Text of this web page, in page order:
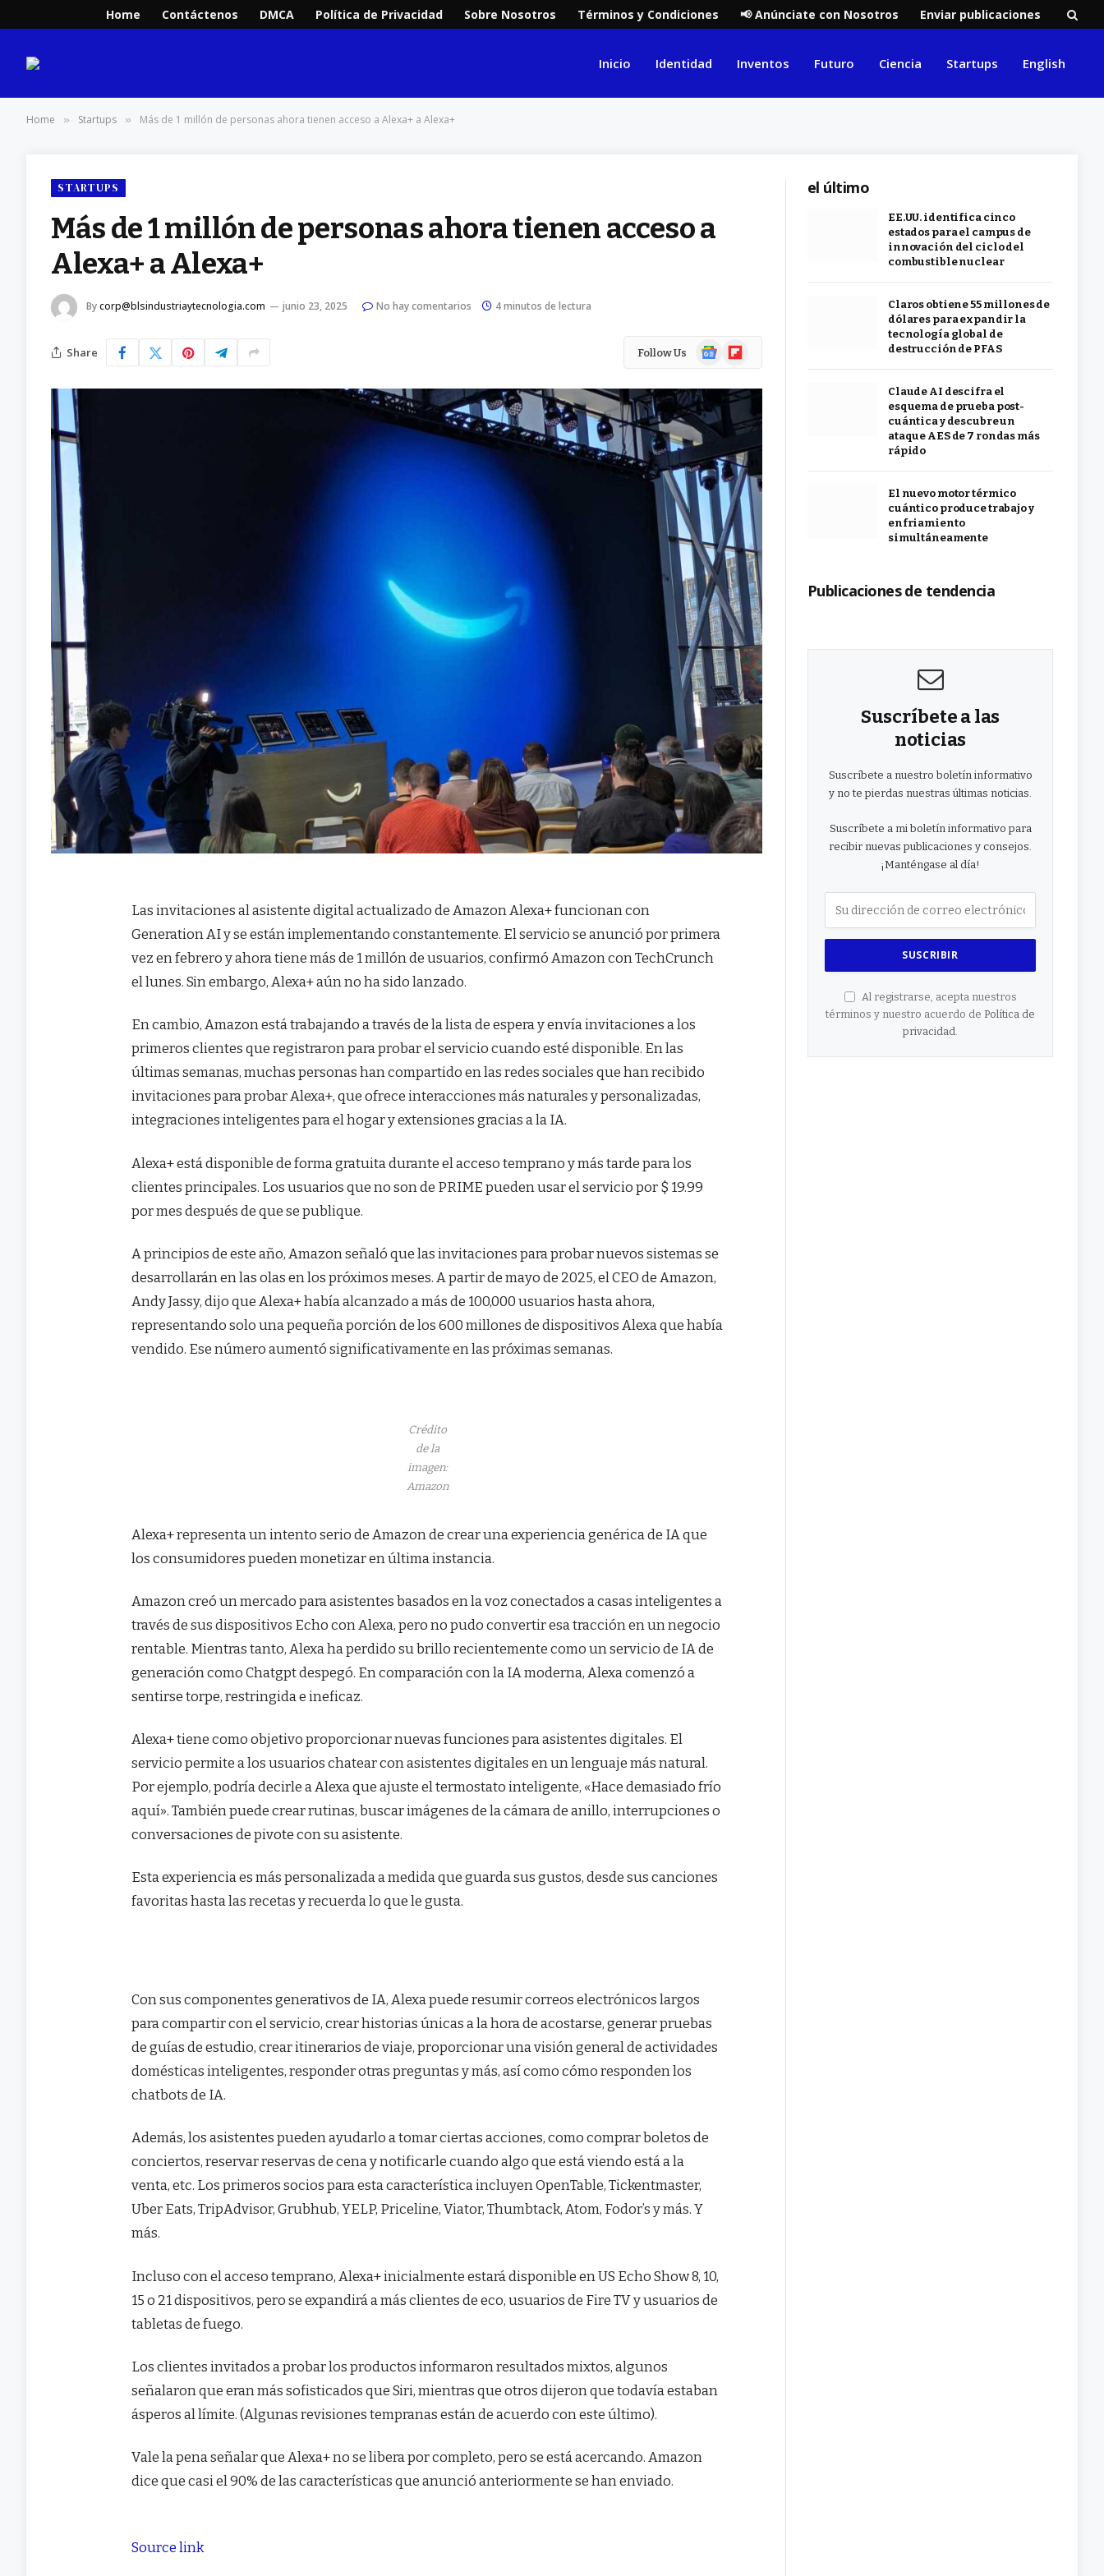
Home Contáctenos DMCA Política de Privacidad Sobre Nosotros Términos y Condiciones 📢 Anúnciate con Nosotros Enviar publicaciones
Inicio Identidad Inventos Futuro Ciencia Startups English
Home » Startups » Más de 1 millón de personas ahora tienen acceso a Alexa+ a Alexa+
STARTUPS
Más de 1 millón de personas ahora tienen acceso a
Alexa+ a Alexa+
Bycorp@blsindustriaytecnologia.com junio 23, 2025 No hay comentarios 4 minutos de lectura
Share Follow Us
GoogleFlipboard
Las invitaciones al asistente digital actualizado de Amazon Alexa+ funcionan con
Generation AI y se están implementando constantemente. El servicio se anunció por primera
vez en febrero y ahora tiene más de 1 millón de usuarios, confirmó Amazon con TechCrunch
el lunes. Sin embargo, Alexa+ aún no ha sido lanzado.
En cambio, Amazon está trabajando a través de la lista de espera y envía invitaciones a los
primeros clientes que registraron para probar el servicio cuando esté disponible. En las
últimas semanas, muchas personas han compartido en las redes sociales que han recibido
invitaciones para probar Alexa+, que ofrece interacciones más naturales y personalizadas,
integraciones inteligentes para el hogar y extensiones gracias a la IA.
Alexa+ está disponible de forma gratuita durante el acceso temprano y más tarde para los
clientes principales. Los usuarios que no son de PRIME pueden usar el servicio por $ 19.99
por mes después de que se publique.
A principios de este año, Amazon señaló que las invitaciones para probar nuevos sistemas se
desarrollarán en las olas en los próximos meses. A partir de mayo de 2025, el CEO de Amazon,
Andy Jassy, ​​dijo que Alexa+ había alcanzado a más de 100,000 usuarios hasta ahora,
representando solo una pequeña porción de los 600 millones de dispositivos Alexa que había
vendido. Ese número aumentó significativamente en las próximas semanas.
Crédito
de la
imagen:
Amazon
Alexa+ representa un intento serio de Amazon de crear una experiencia genérica de IA que
los consumidores pueden monetizar en última instancia.
Amazon creó un mercado para asistentes basados ​​en la voz conectados a casas inteligentes a
través de sus dispositivos Echo con Alexa, pero no pudo convertir esa tracción en un negocio
rentable. Mientras tanto, Alexa ha perdido su brillo recientemente como un servicio de IA de
generación como Chatgpt despegó. En comparación con la IA moderna, Alexa comenzó a
sentirse torpe, restringida e ineficaz.
Alexa+ tiene como objetivo proporcionar nuevas funciones para asistentes digitales. El
servicio permite a los usuarios chatear con asistentes digitales en un lenguaje más natural.
Por ejemplo, podría decirle a Alexa que ajuste el termostato inteligente, «Hace demasiado frío
aquí». También puede crear rutinas, buscar imágenes de la cámara de anillo, interrupciones o
conversaciones de pivote con su asistente.
Esta experiencia es más personalizada a medida que guarda sus gustos, desde sus canciones
favoritas hasta las recetas y recuerda lo que le gusta.
Con sus componentes generativos de IA, Alexa puede resumir correos electrónicos largos
para compartir con el servicio, crear historias únicas a la hora de acostarse, generar pruebas
de guías de estudio, crear itinerarios de viaje, proporcionar una visión general de actividades
domésticas inteligentes, responder otras preguntas y más, así como cómo responden los
chatbots de IA.
Además, los asistentes pueden ayudarlo a tomar ciertas acciones, como comprar boletos de
conciertos, reservar reservas de cena y notificarle cuando algo que está viendo está a la
venta, etc. Los primeros socios para esta característica incluyen OpenTable, Tickentmaster,
Uber Eats, TripAdvisor, Grubhub, YELP, Priceline, Viator, Thumbtack, Atom, Fodor’s y más. Y
más.
Incluso con el acceso temprano, Alexa+ inicialmente estará disponible en US Echo Show 8, 10,
15 o 21 dispositivos, pero se expandirá a más clientes de eco, usuarios de Fire TV y usuarios de
tabletas de fuego.
Los clientes invitados a probar los productos informaron resultados mixtos, algunos
señalaron que eran más sofisticados que Siri, mientras que otros dijeron que todavía estaban
ásperos al límite. (Algunas revisiones tempranas están de acuerdo con este último).
Vale la pena señalar que Alexa+ no se libera por completo, pero se está acercando. Amazon
dice que casi el 90% de las características que anunció anteriormente se han enviado.
Source link
el último
EE.UU. identifica cinco
estados para el campus de
innovación del ciclo del
combustible nuclear
Claros obtiene 55 millones de
dólares para expandir la
tecnología global de
destrucción de PFAS
Claude AI descifra el
esquema de prueba post-
cuántica y descubre un
ataque AES de 7 rondas más
rápido
El nuevo motor térmico
cuántico produce trabajo y
enfriamiento
simultáneamente
Publicaciones de tendencia
Suscríbete a las
noticias
Suscríbete a nuestro boletín informativo
y no te pierdas nuestras últimas noticias.
Suscríbete a mi boletín informativo para
recibir nuevas publicaciones y consejos.
¡Manténgase al día!
Al registrarse, acepta nuestros
términos y nuestro acuerdo de Política de
privacidad.